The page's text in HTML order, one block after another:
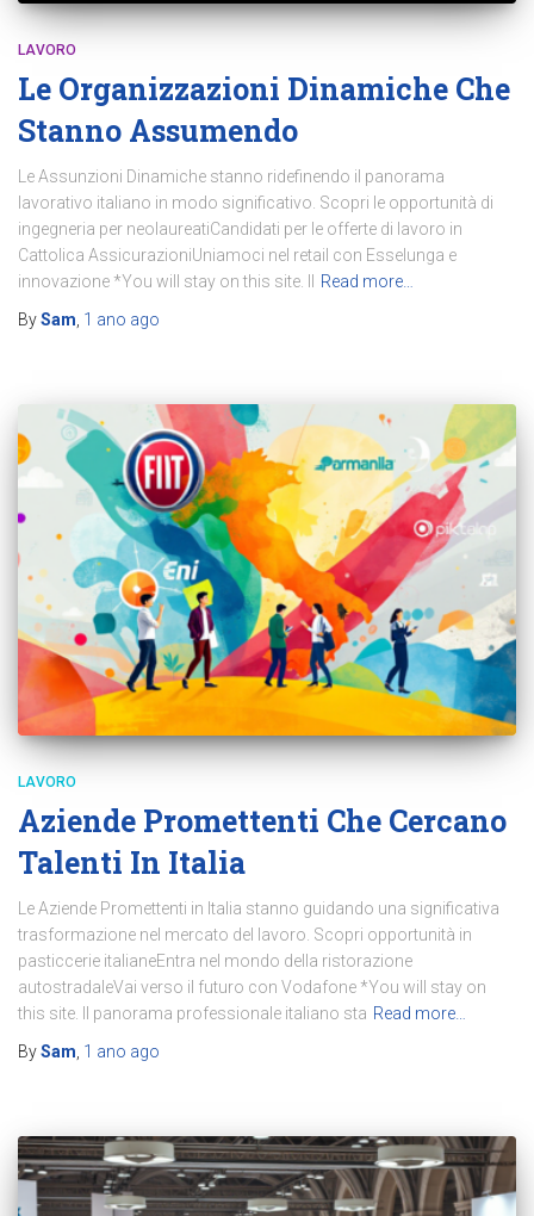
LAVORO
Le Organizzazioni Dinamiche Che
Stanno Assumendo
Le Assunzioni Dinamiche stanno ridefinendo il panorama
lavorativo italiano in modo significativo. Scopri le opportunità di
ingegneria per neolaureatiCandidati per le offerte di lavoro in
Cattolica AssicurazioniUniamoci nel retail con Esselunga e
innovazione *You will stay on this site. Il Read more…
BySam 1 ano ago
LAVORO
Aziende Promettenti Che Cercano
Talenti In Italia
Le Aziende Promettenti in Italia stanno guidando una significativa
trasformazione nel mercato del lavoro. Scopri opportunità in
pasticcerie italianeEntra nel mondo della ristorazione
autostradaleVai verso il futuro con Vodafone *You will stay on
this site. Il panorama professionale italiano sta Read more…
BySam, 1 ano ago